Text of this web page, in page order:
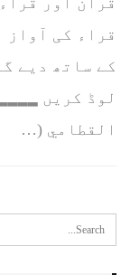
قراء کی آواز
کے ساتھ دیے
القطامي (…